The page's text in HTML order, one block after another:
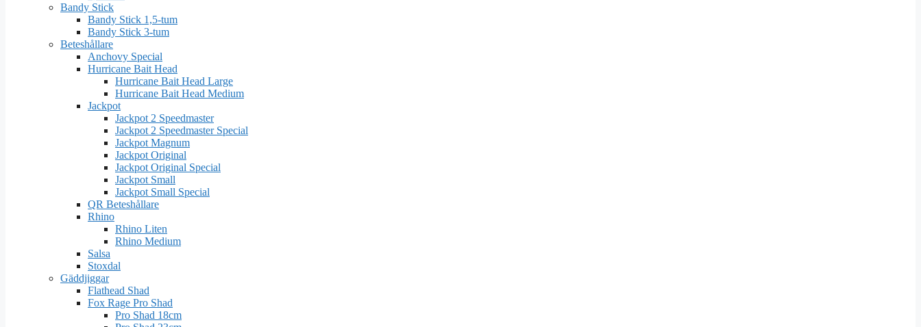
Bandy Stick
Bandy Stick 1,5-tum
Bandy Stick 3-tum
Beteshållare
Anchovy Special
Hurricane Bait Head
Hurricane Bait Head Large
Hurricane Bait Head Medium
Jackpot
Jackpot 2 Speedmaster
Jackpot 2 Speedmaster Special
Jackpot Magnum
Jackpot Original
Jackpot Original Special
Jackpot Small
Jackpot Small Special
QR Beteshållare
Rhino
Rhino Liten
Rhino Medium
Salsa
Stoxdal
Gäddjiggar
Flathead Shad
Fox Rage Pro Shad
Pro Shad 18cm